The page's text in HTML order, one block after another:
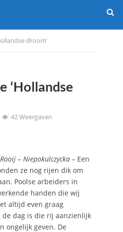
droom’
‘Hollandse
42 Weergaven
– Niepokulczycka– Een
ze nog rijen dik om
Poolse arbeiders in
handen die wij
altijd even graag
de dag is die rij aanzienlijk
ongelijk geven. De